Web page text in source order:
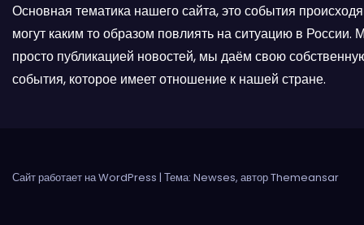
а
ц
и
о
Основная тематика нашего сайта, это события
могут каким то образом повлиять на ситуацию в России.
просто публикацией новостей, мы даём свою
события, которое имеет отношение к нашей стране.
Сайт работает на WordPress | Тема: Newses, авторThemeansar